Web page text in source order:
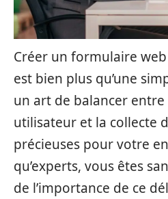
Créer un formulaire
est bien plus qu’une
un art de balancer entre
utilisateur et la collecte
précieuses pour votre
qu’experts, vous êtes
de l’importance de ce